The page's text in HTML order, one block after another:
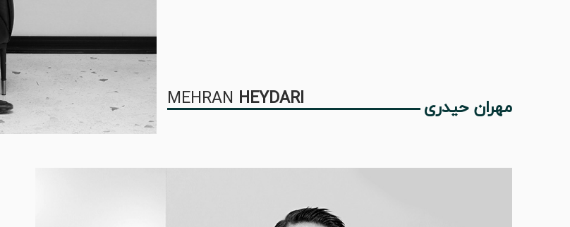
مهران حیدری MEHRAN HEYDARI